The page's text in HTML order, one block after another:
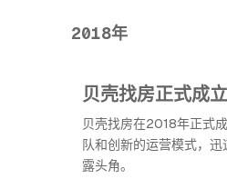
2018年
贝壳找房正式成立
贝壳找房在2018年正式
队和创新的运营模式，
露头角。